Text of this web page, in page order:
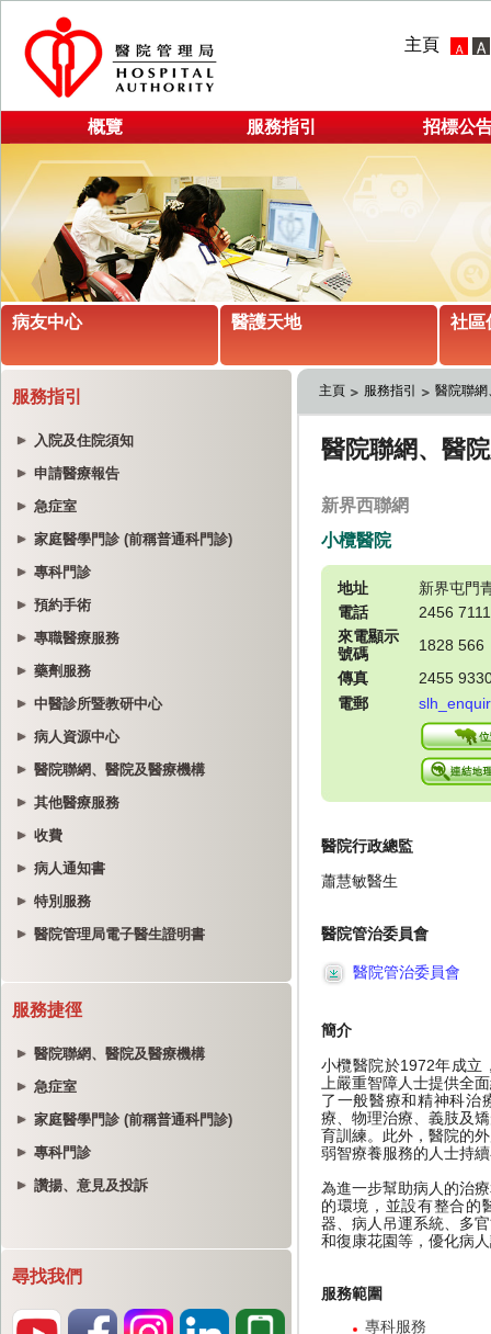
主頁
概覽 服務指引 招標公
病友中心 醫護天地 社區
服務指引
入院及住院須知
申請醫療報告
急症室
家庭醫學門診 (前稱普通科門診)
專科門診
預約手術
專職醫療服務
藥劑服務
中醫診所暨教研中心
病人資源中心
醫院聯網、醫院及醫療機構
其他醫療服務
收費
病人通知書
特別服務
醫院管理局電子醫生證明書
服務捷徑
醫院聯網、醫院及醫療機構
急症室
家庭醫學門診 (前稱普通科門診)
專科門診
讚揚、意見及投訴
尋找我們
主頁 服務指引 醫院聯網